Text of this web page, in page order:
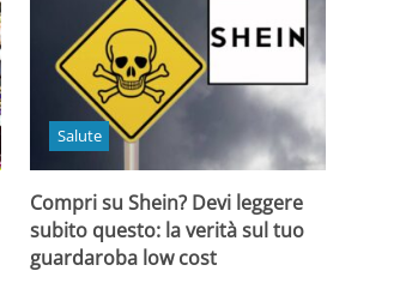
Salute
Compri su Shein? Devi leggere
subito questo: la verità sul tuo
guardaroba low cost